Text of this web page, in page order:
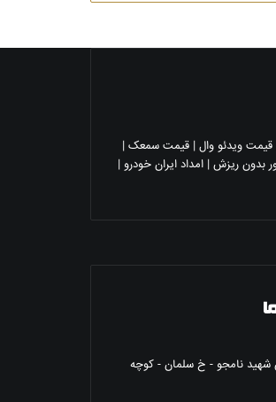
قیمت ویدئو وال | قیمت سمعک |
بدون ریزش | امداد ایران خودرو |
شهيد نامجو - خ سلمان - کوچه